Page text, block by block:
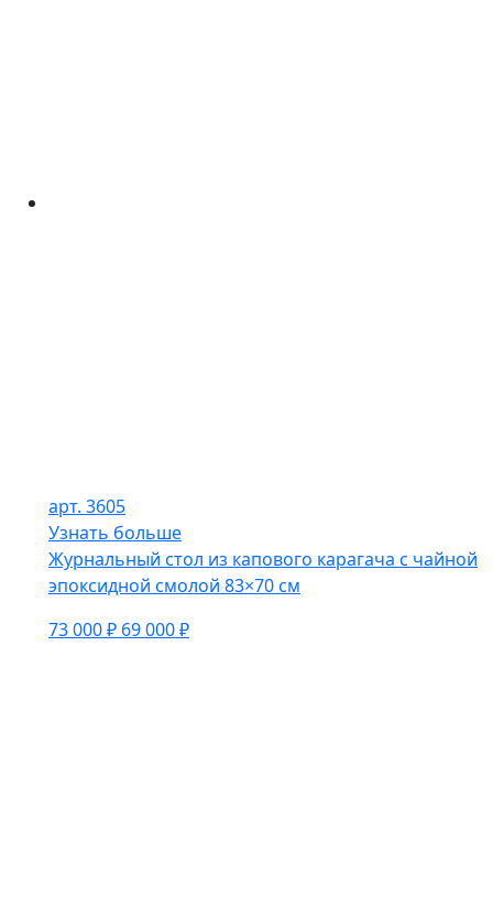
арт. 3605
Узнать больше
Журнальный стол из капового карагача с чайной
эпоксидной смолой 83×70 см
73 000 ₽ 69 000 ₽